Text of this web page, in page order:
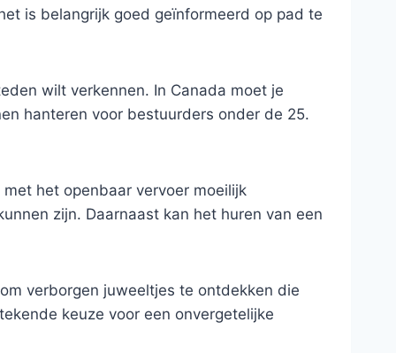
is belangrijk goed geïnformeerd op pad te
wilt verkennen. In Canada moet je
hanteren voor bestuurders onder de 25.
het openbaar vervoer moeilijk
zijn. Daarnaast kan het huren van een
verborgen juweeltjes te ontdekken die
keuze voor een onvergetelijke